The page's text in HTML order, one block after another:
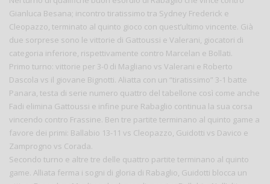
Gianluca Besana; incontro tiratissimo tra Sydney Frederick e
Cleopazzo, terminato al quinto gioco con quest’ultimo vincente. Già
due sorprese sono le vittorie di Gattoussi e Valerani, giocatori di
categoria inferiore, rispettivamente contro Marcelan e Bollati.
Primo turno: vittorie per 3-0 di Magliano vs Valerani e Roberto
Dascola vs il giovane Bignotti. Aliatta con un “tiratissimo” 3-1 batte
Panara, testa di serie numero quattro del tabellone così come anche
Fadi elimina Gattoussi e infine pure Rabaglio continua la sua corsa
vincendo contro Frassine. Ben tre partite terminano al quinto game a
favore dei primi: Ballabio 13-11 vs Cleopazzo, Guidotti vs Davico e
Zamprogno vs Corada.
Secondo turno e altre tre delle quattro partite terminano al quinto
game. Alliata ferma i sogni di gloria di Rabaglio, Guidotti blocca un